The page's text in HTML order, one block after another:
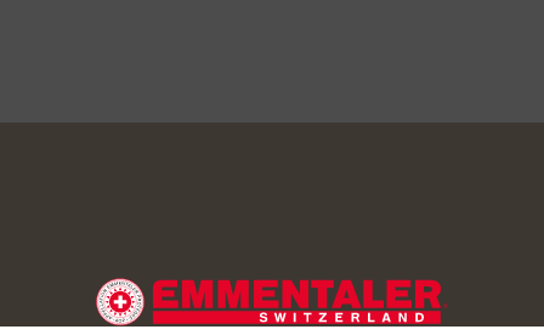
mit Butter bestreichen. Die Hälfte nun mit Senf, den Rest